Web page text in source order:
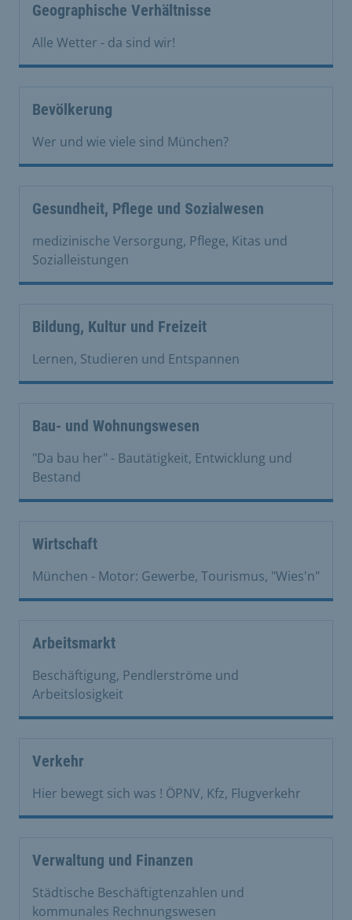
Geographische Verhältnisse
Alle Wetter - da sind wir!
Bevölkerung
Wer und wie viele sind München?
Gesundheit, Pflege und Sozialwesen
medizinische Versorgung, Pflege, Kitas und
Sozialleistungen
Bildung, Kultur und Freizeit
Lernen, Studieren und Entspannen
Bau- und Wohnungswesen
"Da bau her" - Bautätigkeit, Entwicklung und
Bestand
Wirtschaft
München - Motor: Gewerbe, Tourismus, "Wies'n"
Arbeitsmarkt
Beschäftigung, Pendlerströme und
Arbeitslosigkeit
Verkehr
Hier bewegt sich was ! ÖPNV, Kfz, Flugverkehr
Verwaltung und Finanzen
Städtische Beschäftigtenzahlen und
kommunales Rechnungswesen